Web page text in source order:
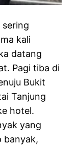
sering
kali
datang
Pagi tiba di
Bukit
Tanjung
hotel.
yang
banyak,